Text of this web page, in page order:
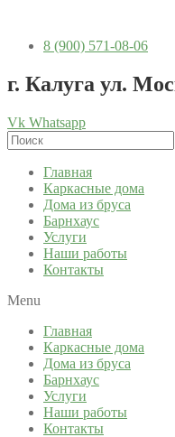
8 (900) 571-08-06
г. Калуга ул.
Vk Whatsapp
Главная
Каркасные дома
Дома из бруса
Барнхаус
Услуги
Наши работы
Контакты
Menu
Главная
Каркасные дома
Дома из бруса
Барнхаус
Услуги
Наши работы
Контакты